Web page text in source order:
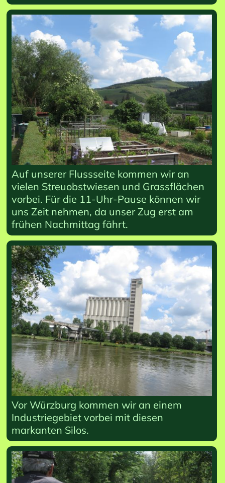
Auf unserer Flussseite kommen wir an
vielen Streuobstwiesen und Grassflächen
vorbei. Für die 11-Uhr-Pause können wir
uns Zeit nehmen, da unser Zug erst am
frühen Nachmittag fährt.
Vor Würzburg kommen wir an einem
Industriegebiet vorbei mit diesen
markanten Silos.